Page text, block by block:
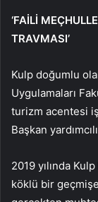
‘FAİLİ
TRAVMASI’
Kulp doğumlu
Uygulamaları
turizm acentesi
Başkan
2019 yılında
köklü bir